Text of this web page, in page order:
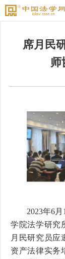
席月民
师
2023年6月
学院法学研究
月民研究员应
资产法律实务